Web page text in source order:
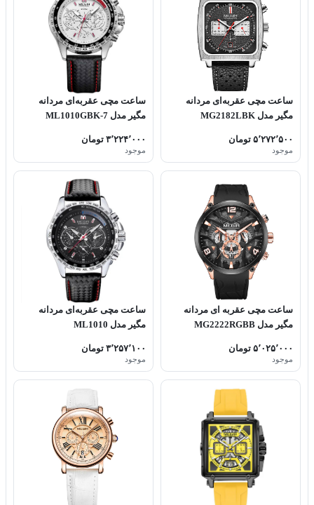
ساعت مچی عقربه‌ای مردانه
مگیر مدل MG2182LBK
۵٬۲۷۲٬۵۰۰ تومان
موجود
ساعت مچی عقربه‌ای مردانه
مگیر مدل ML1010GBK-7
۳٬۲۲۴٬۰۰۰ تومان
موجود
ساعت مچی عقربه ای مردانه
مگیر مدل MG2222RGBB
۵٬۰۲۵٬۰۰۰ تومان
موجود
ساعت مچی عقربه‌ای مردانه
مگیر مدل ML1010
۳٬۲۵۷٬۱۰۰ تومان
موجود